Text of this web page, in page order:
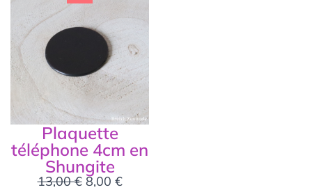
Plaquette
téléphone 4cm en
Shungite
13,00€
prix
initial
était :
13,00 €.
8,00 €
actuel
8,00 €.